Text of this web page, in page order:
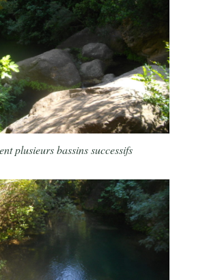
plusieurs bassins successifs